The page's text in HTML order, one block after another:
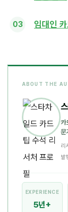
임대인
ABOUT THE
카
문
리
발
EXPERIENCE
5년+